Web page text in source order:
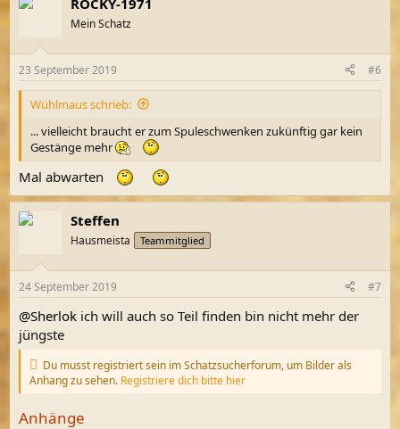
k
e
n
ROCKY-1971
Mein Schatz
23 September 2019 #6
Wühlmaus schrieb:
... vielleicht braucht er zum Spuleschwenken zukünftig gar kein
Gestänge mehr
Mal abwarten
Steffen
Hausmeista Teammitglied
24 September 2019 #7
@Sherlok ich will auch so Teil finden bin nicht mehr der
jüngste
Du musst registriert sein im Schatzsucherforum, um Bilder als
Anhang zu sehen. Registriere dich bitte hier
Anhänge